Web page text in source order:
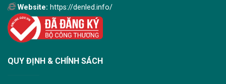
Website: https://denled.info/
QUY ĐỊNH & CHÍNH SÁCH